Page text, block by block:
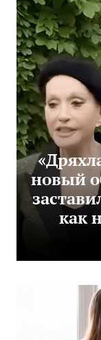
новый
как